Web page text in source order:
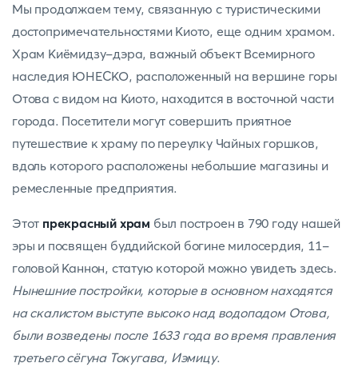
Мы продолжаем тему, связанную с туристическими
достопримечательностями Киото, еще одним храмом.
Храм Киёмидзу-дэра, важный объект Всемирного
наследия ЮНЕСКО, расположенный на вершине горы
Отова с видом на Киото, находится в восточной части
города. Посетители могут совершить приятное
путешествие к храму по переулку Чайных горшков,
вдоль которого расположены небольшие магазины и
ремесленные предприятия.
Этот прекрасный храм был построен в 790 году нашей
эры и посвящен буддийской богине милосердия, 11-
головой Каннон, статую которой можно увидеть здесь.
Нынешние постройки, которые в основном находятся
на скалистом выступе высоко над водопадом Отова,
были возведены после 1633 года во время правления
третьего сёгуна Токугава, Иэмицу.